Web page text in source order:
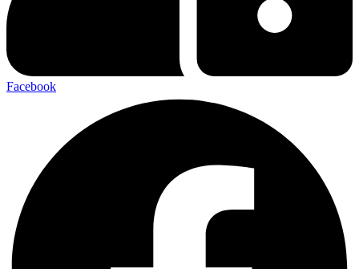
Facebook